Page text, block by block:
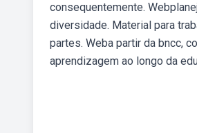
consequentemente.
diversidade. Material para
partes. Weba partir da bncc,
aprendizagem ao longo da